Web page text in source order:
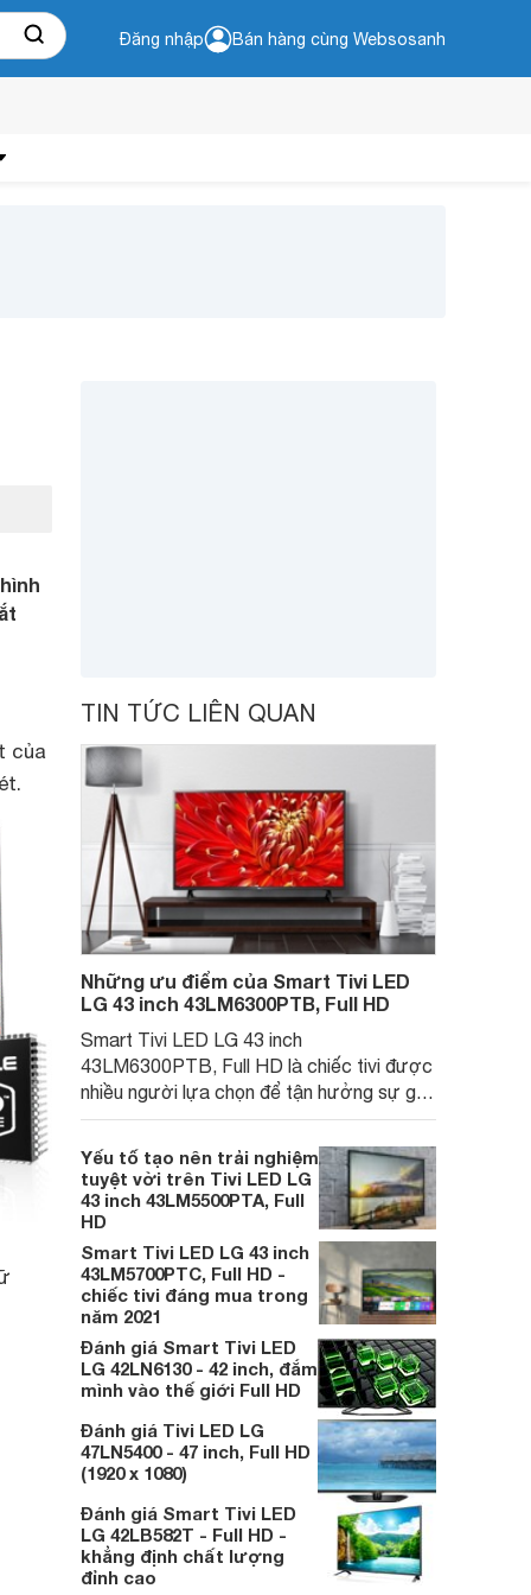
Đăng nhập Bán hàng cùng Websosanh
của
TIN TỨC LIÊN QUAN
Những ưu điểm của Smart Tivi LED
LG 43 inch 43LM6300PTB, Full HD
Smart Tivi LED LG 43 inch
43LM6300PTB, Full HD là chiếc tivi được
nhiều người lựa chọn để tận hưởng sự giải
trí.
Yếu tố tạo nên trải nghiệm
tuyệt vời trên Tivi LED LG
43 inch 43LM5500PTA, Full
HD
Smart Tivi LED LG 43 inch
43LM5700PTC, Full HD -
chiếc tivi đáng mua trong
năm 2021
Đánh giá Smart Tivi LED
LG 42LN6130 - 42 inch, đắm
mình vào thế giới Full HD
Đánh giá Tivi LED LG
47LN5400 - 47 inch, Full HD
(1920 x 1080)
Đánh giá Smart Tivi LED
LG 42LB582T - Full HD -
khẳng định chất lượng
đỉnh cao